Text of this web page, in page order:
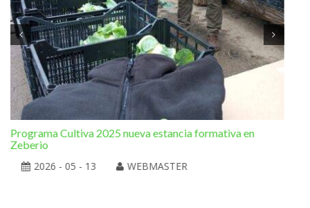
Programa Cultiva 2025 nueva estancia formativa en
Zeberio
2026 - 05 - 13
WEBMASTER